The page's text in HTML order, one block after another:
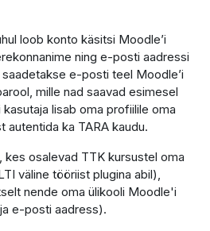
loob konto käsitsi Moodle’i
ning e-posti aadressi
e-posti teel Moodle’i
mille nad saavad esimesel
lisab oma profiilile oma
autentida ka TARA kaudu.
kes osalevad TTK kursustel oma
väline tööriist plugina abil),
nende oma ülikooli Moodle'i
e-posti aadress).